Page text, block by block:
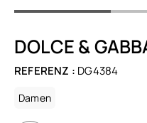
DOLCE &
REFERENZ : DG4384
Damen